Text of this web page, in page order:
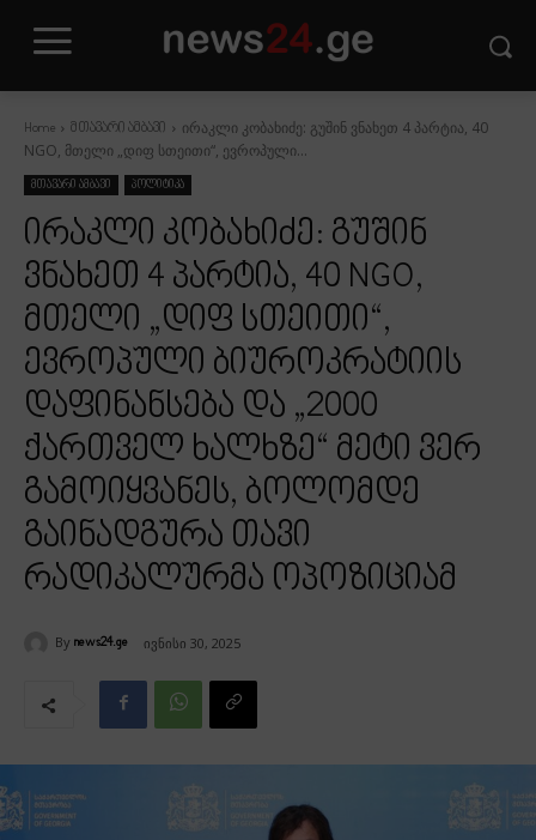
Home მთავარი ამბავი
ირაკლი კობახიძე: გუშინ ვნახეთ 4 პარტია, 40
NGO, მთელი „დიფ სთეითი“, ევროპული...
მთავარი ამბავი პოლიტიკა
ირაკლი კობახიძე: გუშინ
ვნახეთ 4 პარტია, 40 NGO,
მთელი „დიფ სთეითი“,
ევროპული ბიუროკრატიის
დაფინანსება და „2000
ქართველ ხალხზე“ მეტი ვერ
გამოიყვანეს, ბოლომდე
გაინადგურა თავი
რადიკალურმა ოპოზიციამ
By news24.ge ივნისი 30, 2025